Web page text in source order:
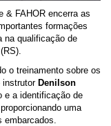
& FAHOR encerra as
formações
na qualificação de
o treinamento sobre os
instrutor Denilson
e a identificação de
uma